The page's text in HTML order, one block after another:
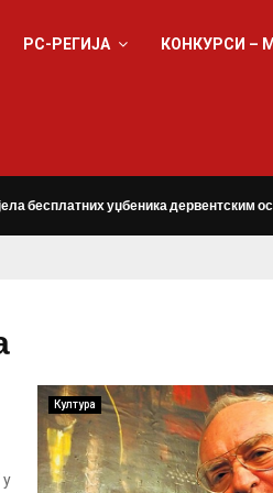
РС-РЕГИЈА КОНКУРСИ –
бесплатних уџбеника дервентским
Култура